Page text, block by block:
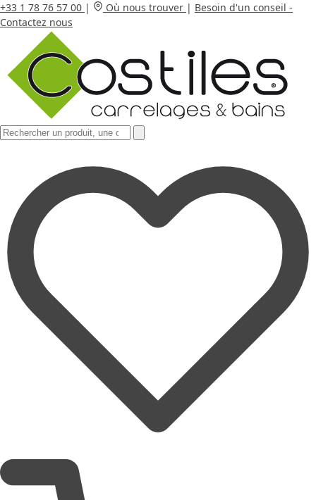
+33 1 78 76 57 00 | Où nous trouver | Besoin d'un conseil -
Contactez nous